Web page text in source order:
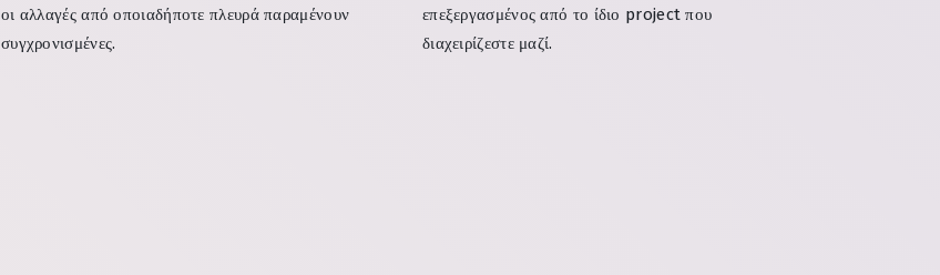
οι αλλαγές από οποιαδήποτε πλευρά παραμένουν
συγχρονισμένες.
επεξεργασμένος από το ίδιο project που
διαχειρίζεστε μαζί.